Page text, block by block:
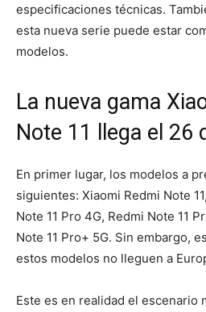
especificaciones técnicas.
esta nueva serie puede estar
modelos.
La nueva gama
Note 11 llega el 26
En primer lugar, los modelos a
siguientes: Xiaomi Redmi Note
Note 11 Pro 4G, Redmi Note 11
Note 11 Pro+ 5G. Sin embargo,
estos modelos no lleguen a
Este es en realidad el escenario